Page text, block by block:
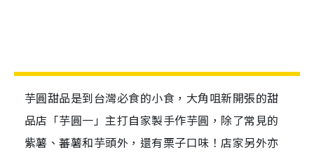
芋圓甜品是到台灣必食的小食，大角咀新開張的甜
品店「芋圓一」主打自家製手作芋圓，除了常見的
紫薯、蕃薯和芋頭外，還有栗子口味！店家另外亦